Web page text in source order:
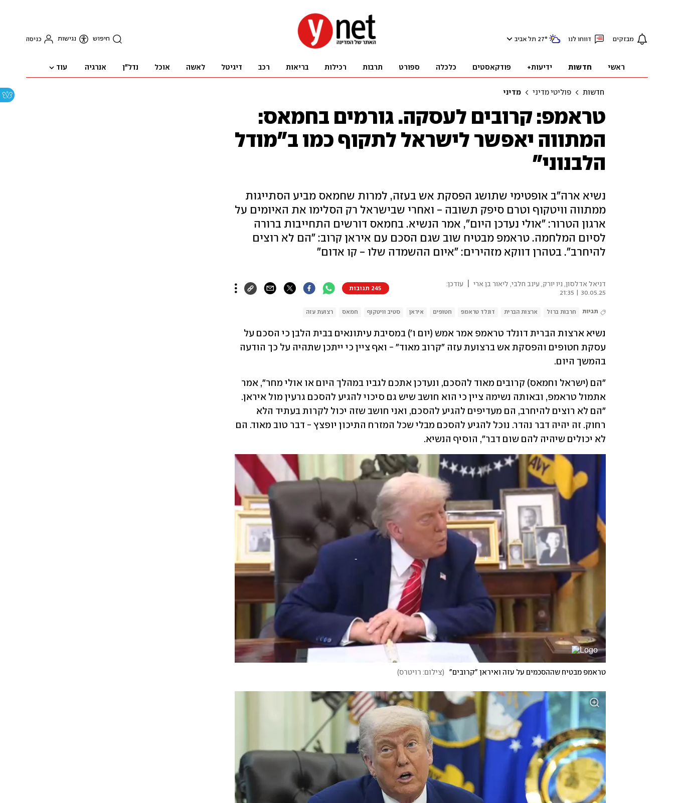
מבזקים דווחו לנו 27° תל אביב חיפוש נגישות כניסה
ראשי חדשות ידיעות+ פודקאסטים כלכלה ספורט תרבות רכילות בריאות רכב דיגיטל לאשה אוכל נדל"ן אנרגיה עוד
חדשות פוליטי מדיני מדיני
טראמפ: קרובים לעסקה. גורמים בחמאס:
המתווה יאפשר לישראל לתקוף כמו ב"מודל
הלבנוני"
נשיא ארה"ב אופטימי שתושג הפסקת אש בעזה, למרות שחמאס מביע הסתייגות
ממתווה וויטקוף וטרם סיפק תשובה - ואחרי שבישראל רק הסלימו את האיומים על
ארגון הטרור: "אולי נעדכן היום", אמר הנשיא. בחמאס דורשים התחייבות ברורה
לסיום המלחמה. טראמפ מבטיח שוב שגם הסכם עם איראן קרוב: "הם לא רוצים
להיחרב". בטהרן דווקא מזהירים: "איום ההשמדה שלו - קו אדום"
דניאל אדלסון, ניו יורק עינב חלבי ליאור בן ארי
עודכן:
30.05.25 | 21:35
245 תגובות
תגיות חרבות ברזל ארצות הברית דונלד טראמפ חטופים איראן סטיב וויטקוף חמאס רצועת עזה
בהמשך היום.
לא יכולים שיהיה להם שום דבר", הוסיף הנשיא.
טראמפ מבטיח שההסכמים על עזה ואיראן "קרובים" (צילום: רויטרס)